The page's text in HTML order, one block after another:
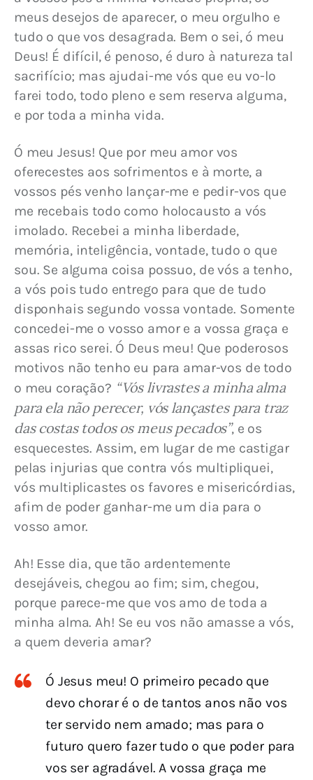
meus desejos de aparecer, o meu orgulho e
tudo o que vos desagrada. Bem o sei, ó meu
Deus! É difícil, é penoso, é duro à natureza tal
sacrifício; mas ajudai-me vós que eu vo-lo
farei todo, todo pleno e sem reserva alguma,
e por toda a minha vida.
Ó meu Jesus! Que por meu amor vos
oferecestes aos sofrimentos e à morte, a
vossos pés venho lançar-me e pedir-vos que
me recebais todo como holocausto a vós
imolado. Recebei a minha liberdade,
memória, inteligência, vontade, tudo o que
sou. Se alguma coisa possuo, de vós a tenho,
a vós pois tudo entrego para que de tudo
disponhais segundo vossa vontade. Somente
concedei-me o vosso amor e a vossa graça e
assas rico serei. Ó Deus meu! Que poderosos
motivos não tenho eu para amar-vos de todo
o meu coração? “Vós livrastes a minha alma
para ela não perecer, vós lançastes para traz
das costas todos os meus pecados”, e os
esquecestes. Assim, em lugar de me castigar
pelas injurias que contra vós multipliquei,
vós multiplicastes os favores e misericórdias,
afim de poder ganhar-me um dia para o
vosso amor.
Ah! Esse dia, que tão ardentemente
desejáveis, chegou ao fim; sim, chegou,
porque parece-me que vos amo de toda a
minha alma. Ah! Se eu vos não amasse a vós,
a quem deveria amar?
Ó Jesus meu! O primeiro pecado que
devo chorar é o de tantos anos não vos
ter servido nem amado; mas para o
futuro quero fazer tudo o que poder para
vos ser agradável. A vossa graça me